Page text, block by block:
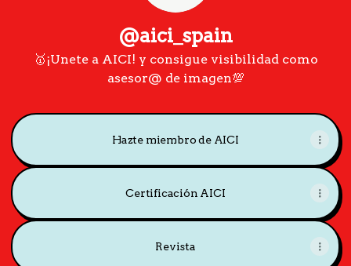
@aici_spain
🥇¡Unete a AICI! y consigue visibilidad como
asesor@ de imagen💯
Hazte miembro de AICI
Certificación AICI
Revista